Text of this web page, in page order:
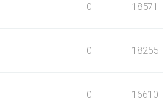
0 18571
0 18255
0 16610